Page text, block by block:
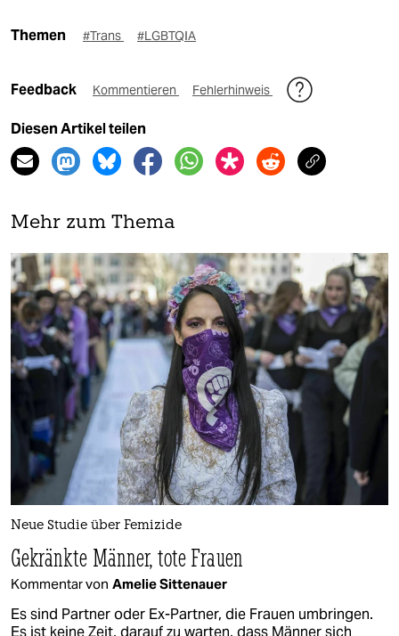
Themen #Trans #LGBTQIA
Feedback Kommentieren Fehlerhinweis
Diesen Artikel teilen
Mehr zum Thema
Neue Studie über Femizide
Gekränkte Männer, tote Frauen
Kommentar von Amelie Sittenauer
Es sind Partner oder Ex-Partner, die Frauen umbringen.
Es ist keine Zeit, darauf zu warten, dass Männer sich